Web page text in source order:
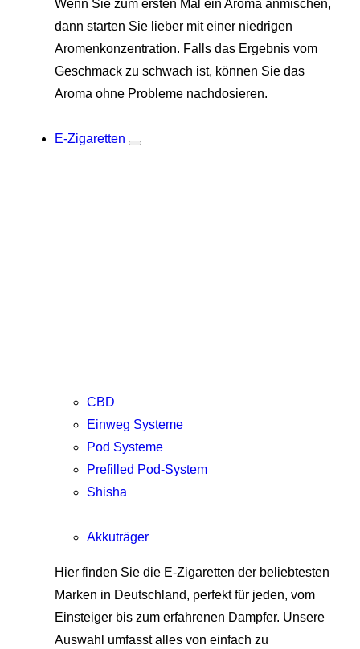
Wenn Sie zum ersten Mal ein Aroma anmischen,
dann starten Sie lieber mit einer niedrigen
Aromenkonzentration. Falls das Ergebnis vom
Geschmack zu schwach ist, können Sie das
Aroma ohne Probleme nachdosieren.
E-Zigaretten
CBD
Einweg Systeme
Pod Systeme
Prefilled Pod-System
Shisha
Akkuträger
Hier finden Sie die E-Zigaretten der beliebtesten
Marken in Deutschland, perfekt für jeden, vom
Einsteiger bis zum erfahrenen Dampfer. Unsere
Auswahl umfasst alles von einfach zu